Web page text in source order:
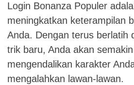
Login Bonanza Populer
meningkatkan keterampilan
Anda. Dengan terus berlatih
trik baru, Anda akan
mengendalikan karakter
mengalahkan lawan-lawan.